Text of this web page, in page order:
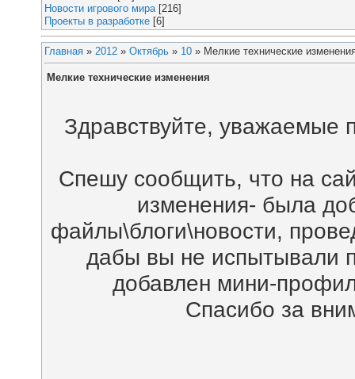
Новости игрового мира [216]
Проекты в разработке [6]
Главная » 2012 » Октябрь » 10 » Мелкие технические
Мелкие технические изменения
Здравствуйте, уважаемые
Спешу сообщить, что на
изменения- была
файлы\блоги\новости,
дабы вы не испытывали
добавлен мини-
Спасибо за